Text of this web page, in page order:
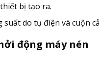
bị tạo ra.
suất do tụ điện và cuộn
động máy nén